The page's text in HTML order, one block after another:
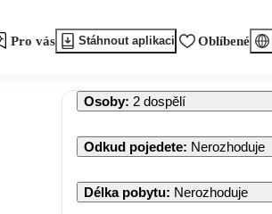
Pro vás Stáhnout aplikaci Oblíbené
Osoby: 2 dospělí
Odkud pojedete: Nerozhoduje
Délka pobytu: Nerozhoduje